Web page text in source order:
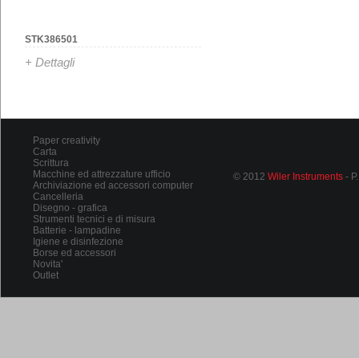
STK386501
+ Dettagli
Paper creativity
Carta
Scrittura
Macchine ed attrezzature ufficio
Archiviazione ed accessori computer
Cancelleria
Disegno - grafica
Strumenti tecnici e di misura
Batterie - lampadine
Igiene e disinfezione
Borse ed accessori
Novita'
Outlet
© 2012 Wiler Instruments -